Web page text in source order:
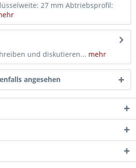
27 mm Abtriebsprofil:
und diskutieren... mehr
angesehen